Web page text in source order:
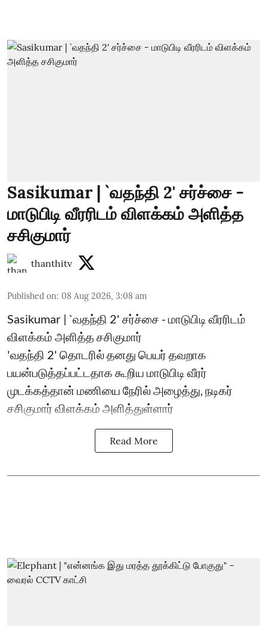
Sasikumar | `வதந்தி 2' சர்ச்சை -
மாடுபிடி வீரரிடம் விளக்கம் அளித்த
சசிகுமார்
thanthitv
Published on: 08 Aug 2026, 3:08 am
Sasikumar | `வதந்தி 2' சர்ச்சை - மாடுபிடி வீரரிடம்
விளக்கம் அளித்த சசிகுமார்
'வதந்தி 2' தொடரில் தனது பெயர் தவறாக
பயன்படுத்தப்பட்டதாக கூறிய மாடுபிடி வீரர்
முடக்கத்தான் மணியை நேரில் அழைத்து, நடிகர்
சசிகுமார் விளக்கம் அளித்துள்ளார்
Read More